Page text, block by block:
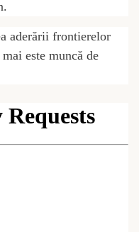
aderării frontierelor
este muncă de